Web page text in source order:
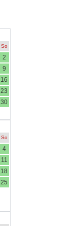
So
2
9
16
23
30
So
4
11
18
25